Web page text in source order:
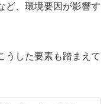
ど、環境要因が影響す
うした要素も踏まえて